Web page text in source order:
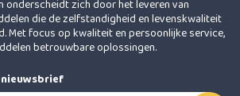
onderscheidt zich door het leveren van
die de zelfstandigheid en levenskwaliteit
Met focus op kwaliteit en persoonlijke service,
betrouwbare oplossingen.